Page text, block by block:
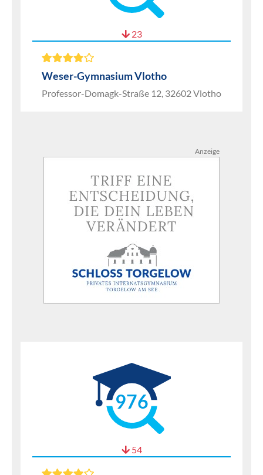
23
Weser-Gymnasium Vlotho
Professor-Domagk-Straße 12, 32602 Vlotho
Anzeige
976
54